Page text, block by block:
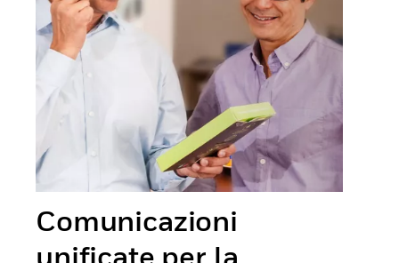
Comunicazioni
unificate per la